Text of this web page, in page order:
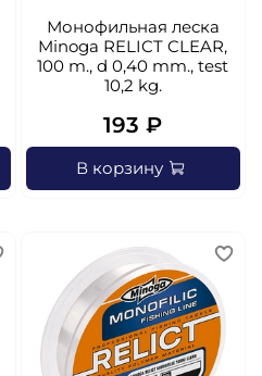
Монофильная леска
Minoga RELICT CLEAR,
100 m., d 0,40 mm., test
10,2 kg.
193 ₽
В корзину